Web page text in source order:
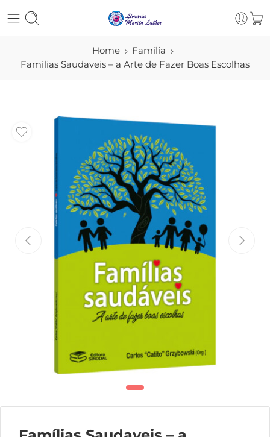
Home
Família
Famílias Saudaveis – a Arte de Fazer Boas Escolhas